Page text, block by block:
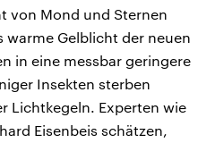
von Mond und Sternen
warme Gelblicht der neuen
in eine messbar geringere
Insekten sterben
Lichtkegeln. Experten wie
Eisenbeis schätzen,